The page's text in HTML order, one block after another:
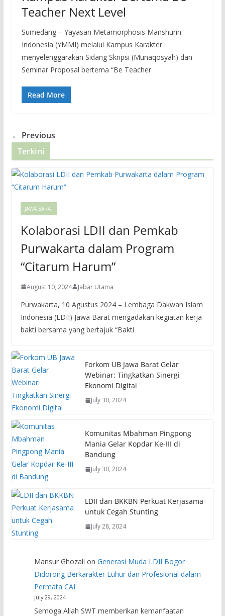
Teacher Next Level
Sumedang – Yayasan Metamorphosis Manshurin
Indonesia (YMMI) melalui Kampus Karakter
menyelenggarakan Sidang Skripsi (Munaqosyah) dan
Seminar Proposal bertema “Be Teacher
Read More
← Previous
Terkini
JAWA BARAT
Kolaborasi LDII dan Pemkab
Purwakarta dalam Program
“Citarum Harum”
August 10, 2024 Jabar Utama
Purwakarta, 10 Agustus 2024 – Lembaga Dakwah Islam
Indonesia (LDII) Jawa Barat mengadakan kegiatan kerja
bakti bersama yang bertajuk “Bakti
Forkom UB Jawa Barat Gelar
Webinar: Tingkatkan Sinergi
Ekonomi Digital
July 30, 2024
Komunitas Mbahman Pingpong
Mania Gelar Kopdar Ke-III di
Bandung
July 30, 2024
LDII dan BKKBN Perkuat Kerjasama
untuk Cegah Stunting
July 28, 2024
Mansur Ghozali onGenerasi Muda LDII Bogor
Didorong Berkarakter Luhur dan Profesional dalam
Permata CAI
July 29, 2024
Semoga Allah SWT memberikan kemanfaatan